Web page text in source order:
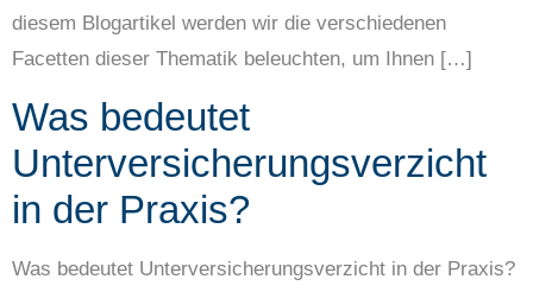
diesem Blogartikel werden wir die verschiedenen
Facetten dieser Thematik beleuchten, um Ihnen […]
Was bedeutet
Unterversicherungsverzicht
in der Praxis?
Was bedeutet Unterversicherungsverzicht in der Praxis?